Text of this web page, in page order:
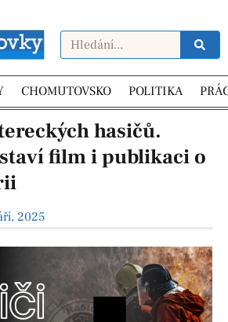
CHOMUTOVSKO POLITIKA
hasičů.
film i publikaci o
2025